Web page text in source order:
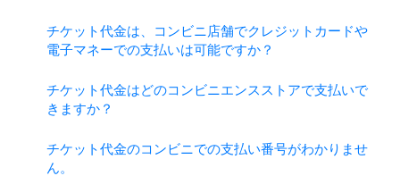
チケット代金は、コンビニ店舗でクレジットカードや
電子マネーでの支払いは可能ですか？
チケット代金はどのコンビニエンスストアで支払いで
きますか？
チケット代金のコンビニでの支払い番号がわかりませ
ん。